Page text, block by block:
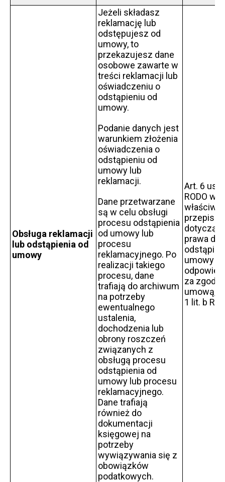
Obsługa reklamacji
lub odstąpienia od
umowy
Jeżeli składasz
reklamację lub
odstępujesz od
umowy, to
przekazujesz dane
osobowe zawarte w
treści reklamacji lub
oświadczeniu o
odstąpieniu od
umowy.
Podanie danych jest
warunkiem złożenia
oświadczenia o
odstąpieniu od
umowy lub
reklamacji.
Dane przetwarzane
są w celu obsługi
procesu odstąpienia
od umowy lub
procesu
reklamacyjnego. Po
realizacji takiego
procesu, dane
trafiają do archiwum
na potrzeby
ewentualnego
ustalenia,
dochodzenia lub
obrony roszczeń
związanych z
obsługą procesu
odstąpienia od
umowy lub procesu
reklamacyjnego.
Dane trafiają
również do
dokumentacji
księgowej na
potrzeby
wywiązywania się z
obowiązków
podatkowych.
Art. 6 ust.
RODO w
prawa do
umowy i
za
umową,
1 lit. b